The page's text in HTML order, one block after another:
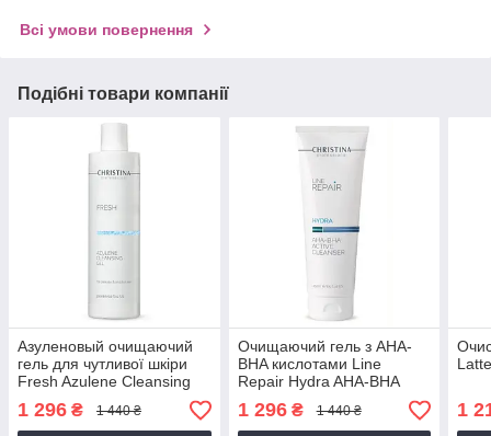
Всі умови повернення
Подібні товари компанії
Азуленовый очищаючий
гель для чутливої шкіри
Fresh Azulene Cleansing
Gel for Delicate Reddish
Skin, 300мл
1 296 ₴ 1 440 ₴
Очищаючий гель з AHA-
BHA кислотами Line
Repair Hydra AHA-BHA
Active Cleanser, 250 мл
1 296₴ 1 440 ₴ 1